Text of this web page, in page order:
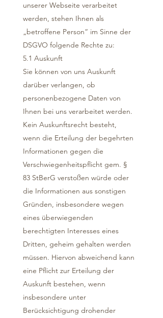
unserer Webseite verarbeitet
werden, stehen Ihnen als
„betroffene Person“ im Sinne der
DSGVO folgende Rechte zu:
5.1 Auskunft
Sie können von uns Auskunft
darüber verlangen, ob
personenbezogene Daten von
Ihnen bei uns verarbeitet werden.
Kein Auskunftsrecht besteht,
wenn die Erteilung der begehrten
Informationen gegen die
Verschwiegenheitspflicht gem. §
83 StBerG verstoßen würde oder
die Informationen aus sonstigen
Gründen, insbesondere wegen
eines überwiegenden
berechtigten Interesses eines
Dritten, geheim gehalten werden
müssen. Hiervon abweichend kann
eine Pflicht zur Erteilung der
Auskunft bestehen, wenn
insbesondere unter
Berücksichtigung drohender